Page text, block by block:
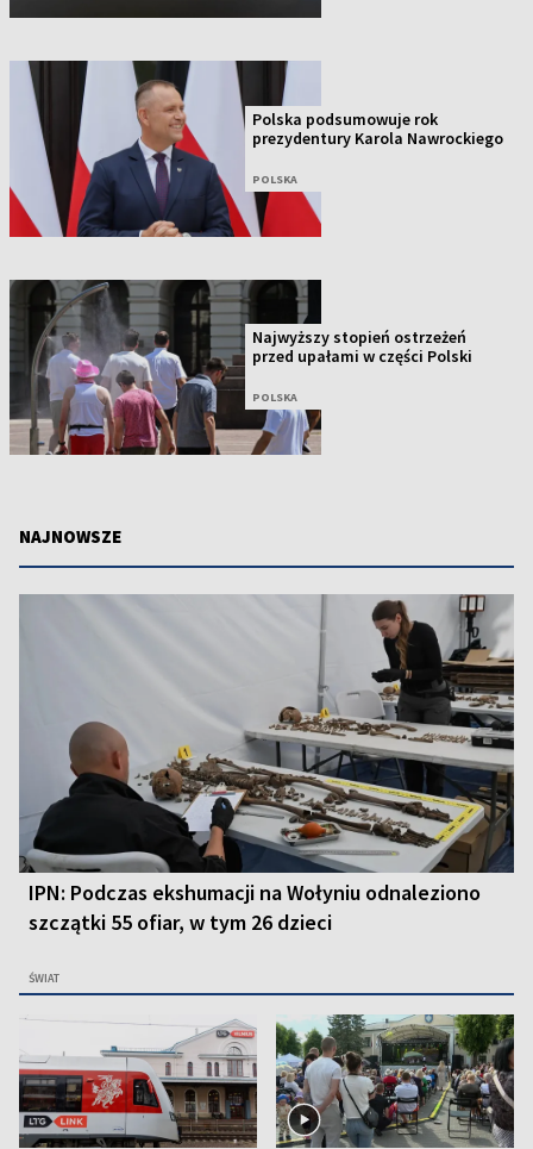
Polska podsumowuje rok
prezydentury Karola Nawrockiego
POLSKA
Najwyższy stopień ostrzeżeń
przed upałami w części Polski
POLSKA
NAJNOWSZE
IPN: Podczas ekshumacji na Wołyniu odnaleziono
szczątki 55 ofiar, w tym 26 dzieci
ŚWIAT